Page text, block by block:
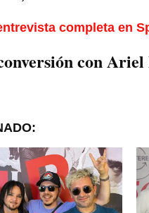
completa en
con